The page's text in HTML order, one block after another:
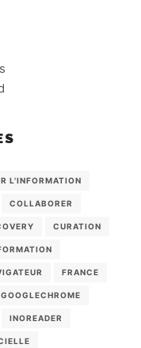
L'INFORMATION
COLLABORER
CURATION
FRANCE
GOOGLECHROME
INOREADER